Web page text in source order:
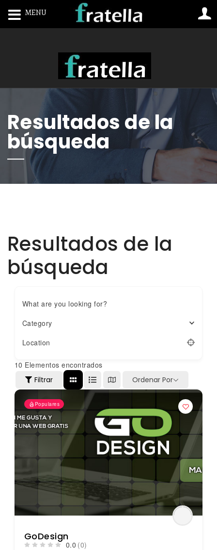
Resultados de la
búsqueda
Resultados de la
búsqueda
What are you looking for?
Category
Location
10 Elementos encontrados
Filtrar
Ordenar Por
Populares
GoDesign
0.0 (0)
MENU